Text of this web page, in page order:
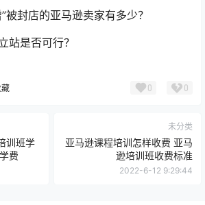
被封店的亚马逊卖家有多少？
站是否可行？
藏 0 0
训班学
费
未分类
亚马逊课程培训怎样收费 亚马
逊培训班收费标准
2022-6-12 9:29:44